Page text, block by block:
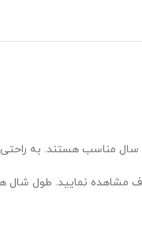
سال مناسب هستند. به
اکثرا 2 متر می باشد و عرض های